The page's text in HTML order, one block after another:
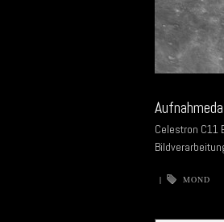
Celestron C11
| MOND